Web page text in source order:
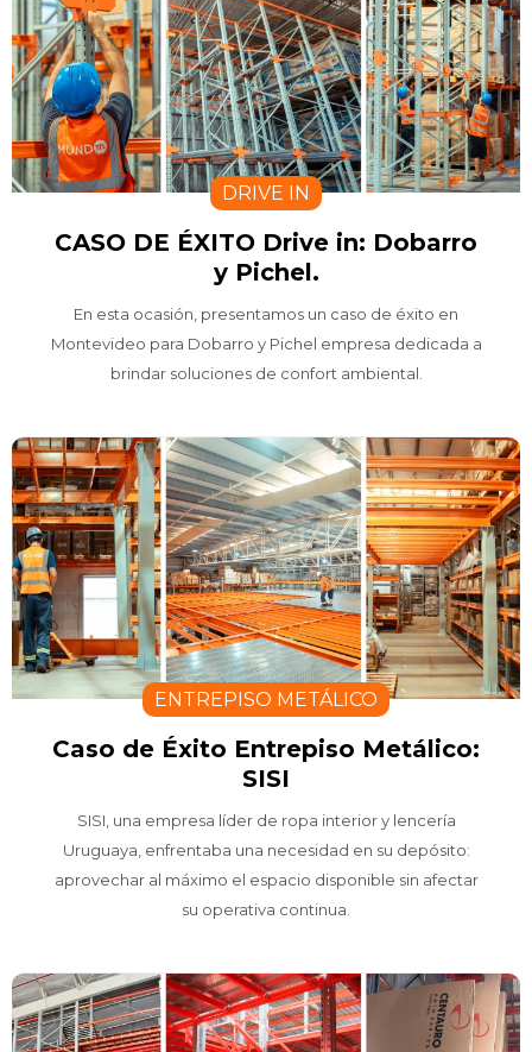
DRIVE IN
CASO DE ÉXITO Drive in: Dobarro
y Pichel.
En esta ocasión, presentamos un caso de éxito en
Montevideo para Dobarro y Pichel empresa dedicada a
brindar soluciones de confort ambiental.
ENTREPISO METÁLICO
Caso de Éxito Entrepiso Metálico:
SISI
SISI, una empresa líder de ropa interior y lencería
Uruguaya, enfrentaba una necesidad en su depósito:
aprovechar al máximo el espacio disponible sin afectar
su operativa continua.